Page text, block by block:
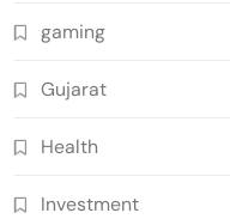
gaming
Gujarat
Health
Investment